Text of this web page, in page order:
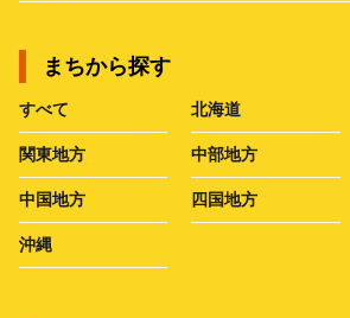
まちから探す
すべて 北海道
関東地方 中部地方
中国地方 四国地方
沖縄